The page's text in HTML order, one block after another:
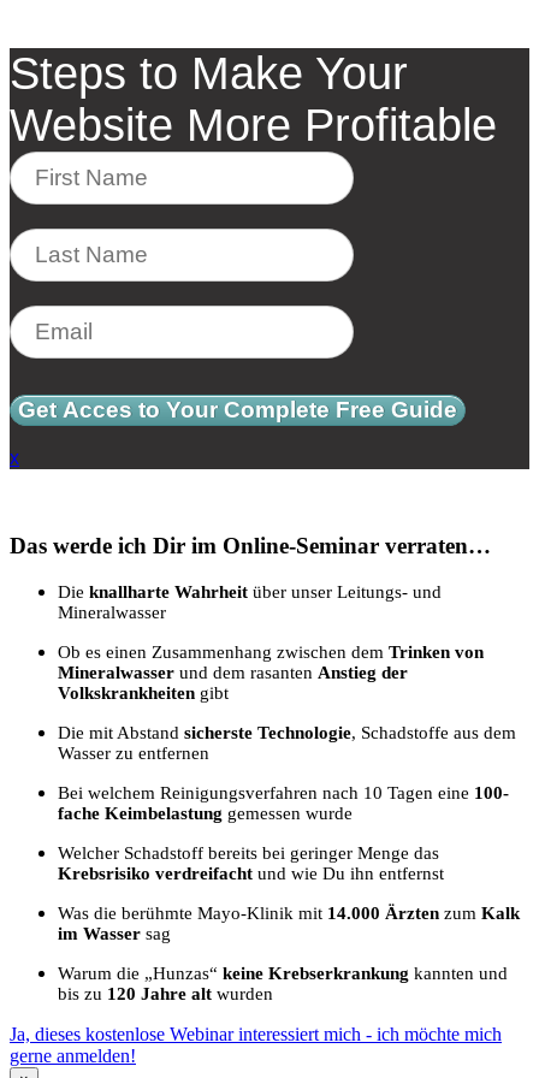
Steps to Make Your
Website More Profitable
Get Acces to Your Complete Free Guide
x
Das werde ich Dir im Online-Seminar verraten…
Die knallharte Wahrheit über unser Leitungs- und
Mineralwasser
Ob es einen Zusammenhang zwischen dem Trinken von
Mineralwasser und dem rasanten Anstieg der
Volkskrankheiten gibt
Die mit Abstand sicherste Technologie, Schadstoffe aus dem
Wasser zu entfernen
Bei welchem Reinigungsverfahren nach 10 Tagen eine 100-
fache Keimbelastung gemessen wurde
Welcher Schadstoff bereits bei geringer Menge das
Krebsrisiko verdreifacht und wie Du ihn entfernst
Was die berühmte Mayo-Klinik mit 14.000 Ärzten zum Kalk
im Wasser sag
Warum die „Hunzas“ keine Krebserkrankung kannten und
bis zu 120 Jahre alt wurden
Ja, dieses kostenlose Webinar interessiert mich - ich möchte mich
gerne anmelden!